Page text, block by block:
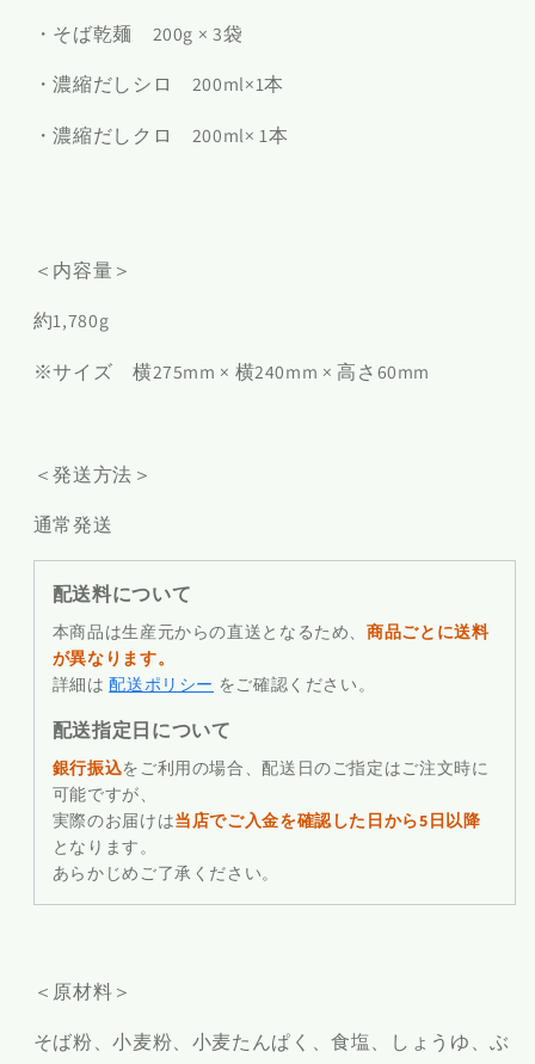
・そば乾麺 200g × 3袋
・濃縮だしシロ 200ml×1本
・濃縮だしクロ 200ml× 1本
＜内容量＞
約1,780g
※サイズ 横275mm × 横240mm × 高さ60mm
＜発送方法＞
通常発送
配送料について
本商品は生産元からの直送となるため、商品ごとに送料
が異なります。
詳細は配送ポリシー をご確認ください。
配送指定日について
銀行振込をご利用の場合、配送日のご指定はご注文時に
可能ですが、
実際のお届けは当店でご入金を確認した日から5日以降
となります。
あらかじめご了承ください。
＜原材料＞
そば粉、小麦粉、小麦たんぱく、食塩、しょうゆ、ぶ